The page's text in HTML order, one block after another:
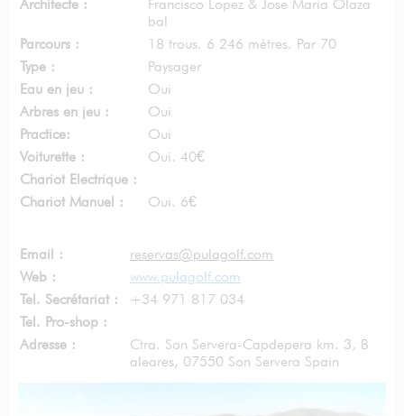
Architecte :
Francisco Lopez & Jose Maria Olaza
bal
Parcours :
18 trous. 6 246 mètres. Par 70
Type :
Paysager
Eau en jeu :
Oui
Arbres en jeu :
Oui
Practice:
Oui
Voiturette :
Oui. 40€
Chariot Electrique :
Chariot Manuel :
Oui. 6€
Email :
reservas@pulagolf.com
Web :
www.pulagolf.com
Tel. Secrétariat :
+34 971 817 034
Tel. Pro-shop :
Adresse :
Ctra. Son Servera-Capdepera km. 3, B
aleares, 07550 Son Servera Spain